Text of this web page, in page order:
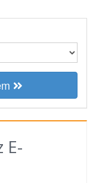
E-